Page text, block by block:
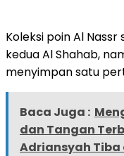
Koleksi poin Al
kedua Al Shahab,
menyimpan satu
Baca Juga :
dan Tangan
Adriansyah Tiba